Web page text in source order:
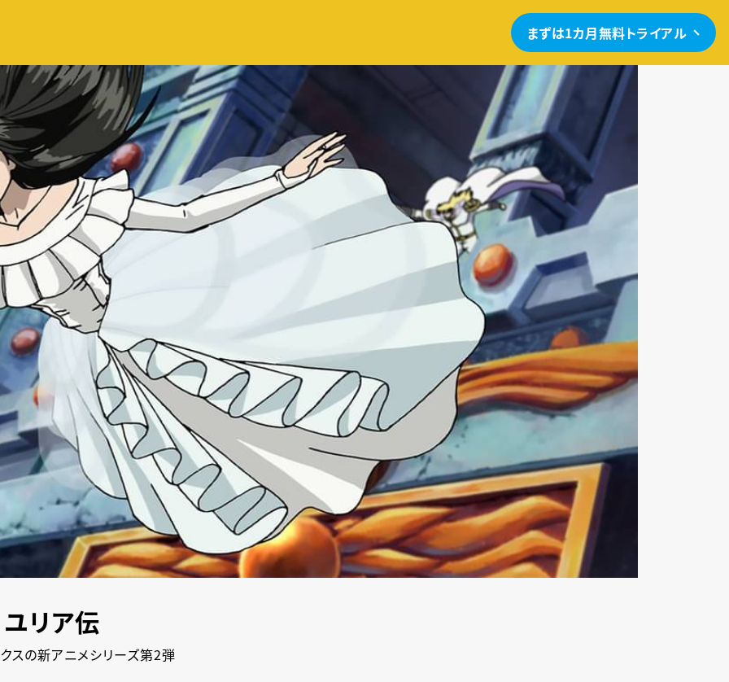
まずは1カ月無料トライアル
リア伝
スの新アニメシリーズ第2弾